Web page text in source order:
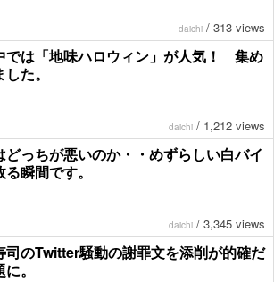
daichi / 313 views
では「地味ハロウィン」が人気！ 集め
た。
daichi / 1,212 views
どっちが悪いのか・・めずらしい白バイ
瞬間です。
daichi / 3,345 views
司のTwitter騒動の謝罪文を添削が的確だ
。